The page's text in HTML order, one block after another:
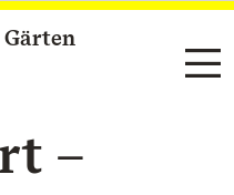
Gärten
–